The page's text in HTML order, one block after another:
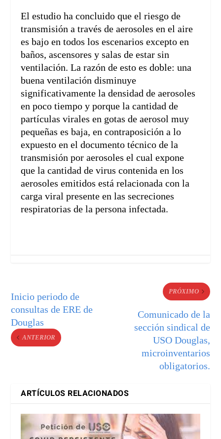
El estudio ha concluido que el riesgo de
transmisión a través de aerosoles en el aire
es bajo en todos los escenarios excepto en
baños, ascensores y salas de estar sin
ventilación. La razón de esto es doble: una
buena ventilación disminuye
significativamente la densidad de aerosoles
en poco tiempo y porque la cantidad de
partículas virales en gotas de aerosol muy
pequeñas es baja, en contraposición a lo
expuesto en el documento técnico de la
transmisión por aerosoles el cual expone
que la cantidad de virus contenida en los
aerosoles emitidos está relacionada con la
carga viral presente en las secreciones
respiratorias de la persona infectada.
Inicio periodo de
consultas de ERE de
Douglas
ANTERIOR
PRÓXIMO
Comunicado de la
sección sindical de
USO Douglas,
microinventarios
obligatorios.
ARTÍCULOS RELACIONADOS